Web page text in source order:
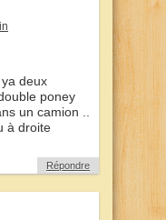
deux
poney
un camion ..
à droite
Répondre